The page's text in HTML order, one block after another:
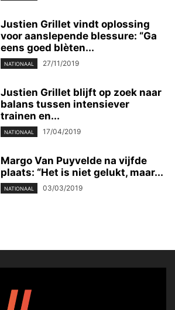
Justien Grillet vindt oplossing
voor aanslepende blessure: “Ga
eens goed blèten...
NATIONAAL 27/11/2019
Justien Grillet blijft op zoek naar
balans tussen intensiever
trainen en...
NATIONAAL 17/04/2019
Margo Van Puyvelde na vijfde
plaats: “Het is niet gelukt, maar...
NATIONAAL 03/03/2019